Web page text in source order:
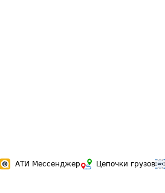
АТИ Мессенджер Цепочки грузов